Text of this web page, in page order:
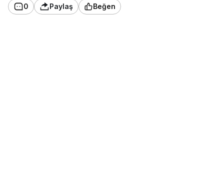
0 Paylaş Beğen